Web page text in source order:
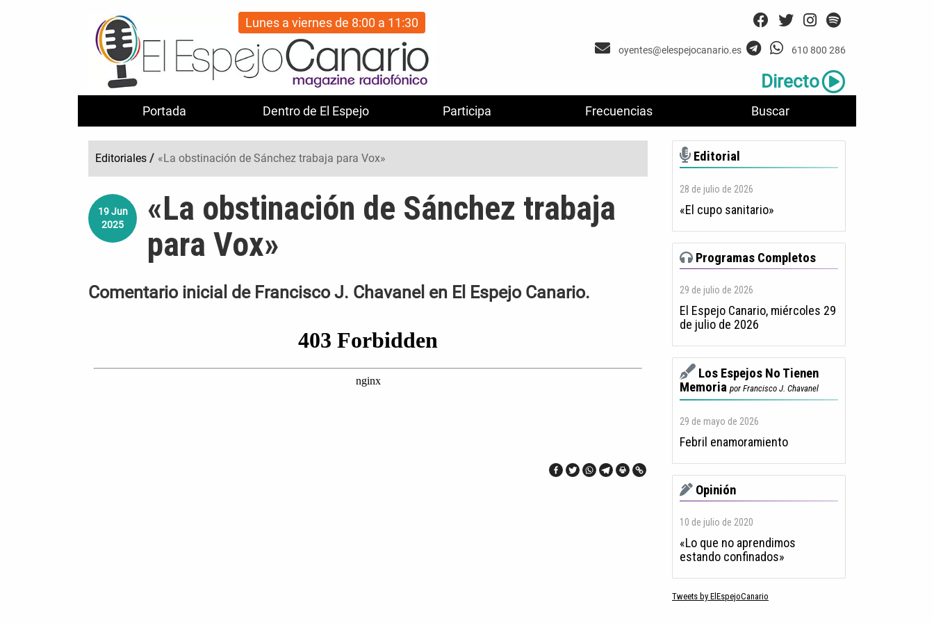
Portada Dentro de El Espejo Participa Frecuencias Buscar
Lunes a viernes de 8:00 a 11:30
oyentes@elespejocanario.es 610 800 286
Directo
Editoriales / «La obstinación de Sánchez trabaja para Vox»
19 Jun
2025
«La obstinación de Sánchez trabaja
para Vox»
Comentario inicial de Francisco J. Chavanel en El Espejo Canario.
Editorial
28 de julio de 2026
«El cupo sanitario»
Programas Completos
29 de julio de 2026
El Espejo Canario, miércoles 29
de julio de 2026
Los Espejos No Tienen
Memoria por Francisco J. Chavanel
29 de mayo de 2026
Febril enamoramiento
Opinión
10 de julio de 2020
«Lo que no aprendimos
estando confinados»
Tweets by ElEspejoCanario